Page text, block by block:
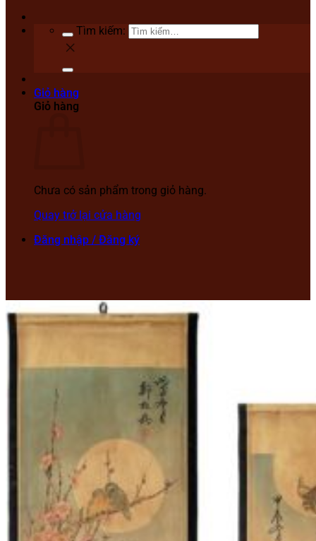
Tìm kiếm:
Giỏ hàng
Giỏ hàng
Chưa có sản phẩm trong giỏ hàng.
Quay trở lại cửa hàng
Đăng nhập / Đăng ký